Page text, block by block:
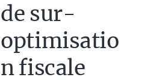
de sur-
optimisatio
n fiscale